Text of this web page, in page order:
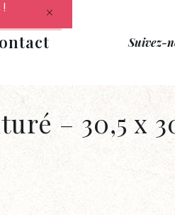
Suivez-
– 30,5 x